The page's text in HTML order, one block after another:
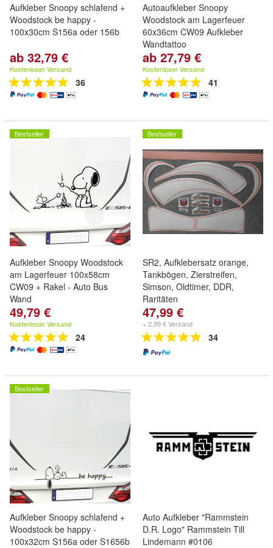
Aufkleber Snoopy schlafend +
Woodstock be happy -
100x30cm S156a oder 156b
ab 32,79 €
Kostenloser Versand
36
Autoaufkleber Snoopy
Woodstock am Lagerfeuer
60x36cm CW09 Aufkleber
Wandtattoo
ab 27,79 €
Kostenloser Versand
41
Bestseller
Aufkleber Snoopy Woodstock
am Lagerfeuer 100x58cm
CW09 + Rakel - Auto Bus
Wand
49,79 €
Kostenloser Versand
24
Bestseller
SR2, Aufklebersatz orange,
Tankbögen, Zierstreifen,
Simson, Oldtimer, DDR,
Raritäten
47,99 €
+ 2,99 € Versand
34
Bestseller
Aufkleber Snoopy schlafend +
Woodstock be happy -
100x32cm S156a oder S1656b
Auto Aufkleber "Rammstein
D.R. Logo" Rammstein Till
Lindemann #0106